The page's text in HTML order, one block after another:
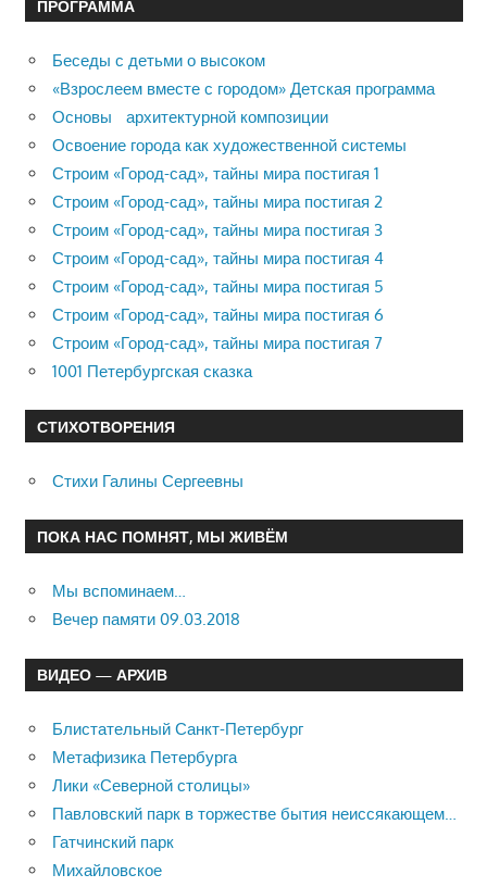
ПРОГРАММА
Беседы с детьми о высоком
«Взрослеем вместе с городом» Детская программа
Основы архитектурной композиции
Освоение города как художественной системы
Строим «Город-сад», тайны мира постигая 1
Строим «Город-сад», тайны мира постигая 2
Строим «Город-сад», тайны мира постигая 3
Строим «Город-сад», тайны мира постигая 4
Строим «Город-сад», тайны мира постигая 5
Строим «Город-сад», тайны мира постигая 6
Строим «Город-сад», тайны мира постигая 7
1001 Петербургская сказка
СТИХОТВОРЕНИЯ
Стихи Галины Сергеевны
ПОКА НАС ПОМНЯТ, МЫ ЖИВЁМ
Мы вспоминаем…
Вечер памяти 09.03.2018
ВИДЕО — АРХИВ
Блистательный Санкт-Петербург
Метафизика Петербурга
Лики «Северной столицы»
Павловский парк в торжестве бытия неиссякающем…
Гатчинский парк
Михайловское